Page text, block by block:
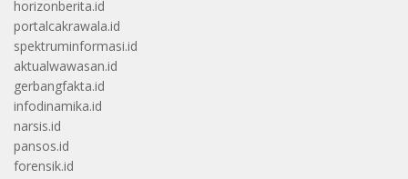
horizonberita.id
portalcakrawala.id
spektruminformasi.id
aktualwawasan.id
gerbangfakta.id
infodinamika.id
narsis.id
pansos.id
forensik.id